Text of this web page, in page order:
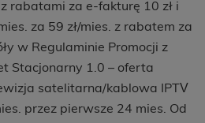
rabatami za e-fakturę 10 zł i
za 59 zł/mies. z rabatem za
w Regulaminie Promocji z
Stacjonarny 1.0 – oferta
satelitarna/kablowa IPTV
przez pierwsze 24 mies. Od